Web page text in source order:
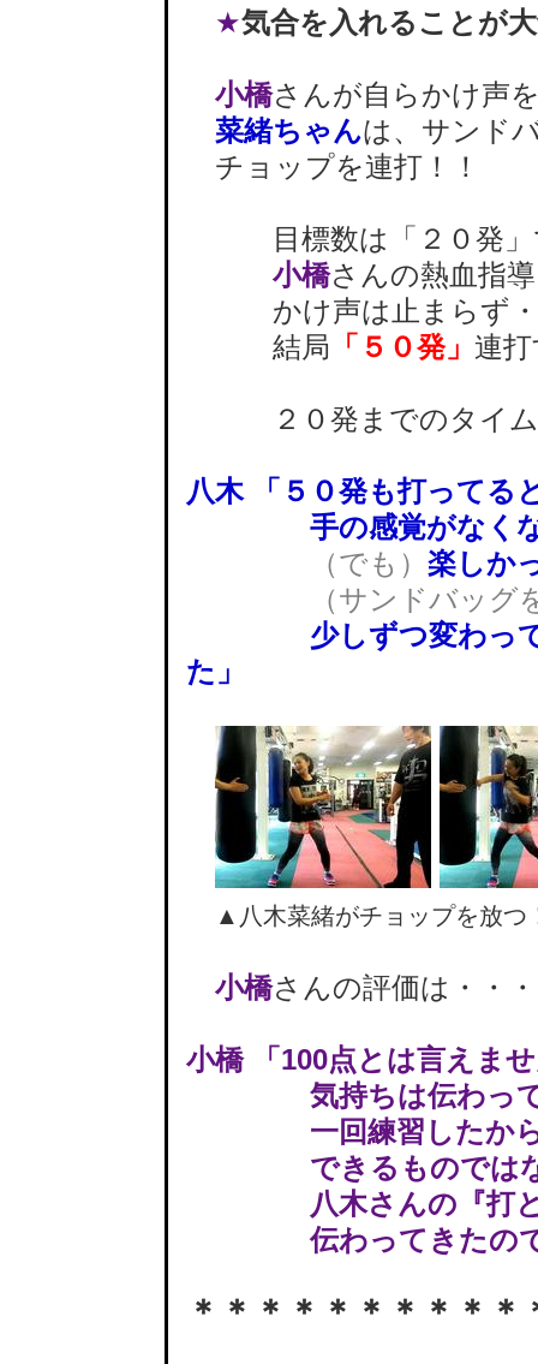
★気合を入れることが
小橋さんが自らかけ声
菜緒ちゃんは、サンド
チョップを連打！！
目標数は「２０発」
小橋さんの熱血指
かけ声は止まらず・
結局 「５０発」 連
２０発までのタイム
八木 「５０発も打ってる
手の感覚がなくな
（でも） 楽しか
（サンドバッグ
少しずつ変わってき
た」
▲八木菜緒がチョップを放つ
小橋さんの評価は・・・
小橋 「100点とは言えま
気持ちは伝わって
一回練習したか
できるものではな
八木さんの『打とう
伝わってきたので、
＊＊＊＊＊＊＊＊＊